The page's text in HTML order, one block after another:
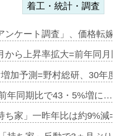
着工・統計・調査
ンケート調査」、価格転
から上昇率拡大=前年同
加予測=野村総研、30年
年同期比で43・5%増に…
ち家」一昨年比は約9%